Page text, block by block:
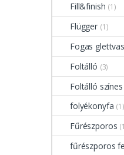
Fill&finish (1)
Flügger (1)
Fogas glettvas
Foltálló (3)
Foltálló színes
folyékonyfa (1)
Fűrészporos
fűrészporos